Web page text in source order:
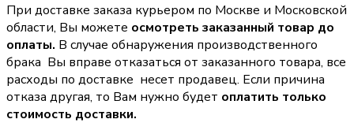
При доставке заказа курьером по Москве и Московской
области, Вы можете осмотреть заказанный товар до
оплаты. В случае обнаружения производственного
брака Вы вправе отказаться от заказанного товара, все
расходы по доставке несет продавец. Если причина
отказа другая, то Вам нужно будет оплатить только
стоимость доставки.